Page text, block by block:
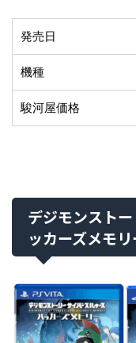
発売日
機種
駿河屋価格
デジモンスト
ッカーズメモリ